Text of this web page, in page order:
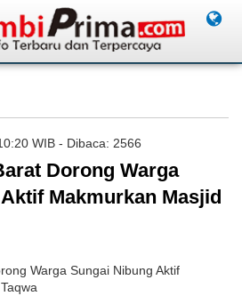
WIB - Dibaca: 2566
Dorong Warga
Makmurkan Masjid